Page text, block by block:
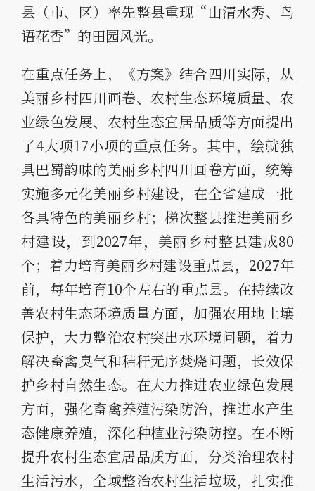
县（市、区）率先整县重现“山清水秀、鸟
语花香”的田园风光。
在重点任务上，《方案》结合四川实际，从
美丽乡村四川画卷、农村生态环境质量、农
业绿色发展、农村生态宜居品质等方面提出
了4大项17小项的重点任务。其中，绘就独
具巴蜀韵味的美丽乡村四川画卷方面，统筹
实施多元化美丽乡村建设，在全省建成一批
各具特色的美丽乡村；梯次整县推进美丽乡
村建设，到2027年，美丽乡村整县建成80
个；着力培育美丽乡村建设重点县，2027年
前，每年培育10个左右的重点县。在持续改
善农村生态环境质量方面，加强农用地土壤
保护，大力整治农村突出水环境问题，着力
解决畜禽臭气和秸秆无序焚烧问题，长效保
护乡村自然生态。在大力推进农业绿色发展
方面，强化畜禽养殖污染防治，推进水产生
态健康养殖，深化种植业污染防控。在不断
提升农村生态宜居品质方面，分类治理农村
生活污水，全域整治农村生活垃圾，扎实推